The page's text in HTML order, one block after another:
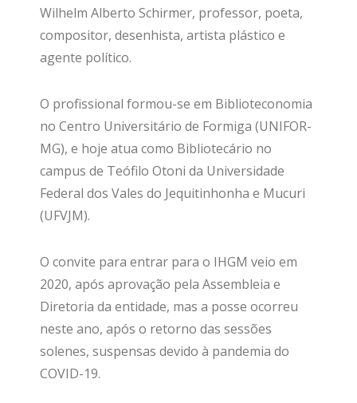
Wilhelm Alberto Schirmer, professor, poeta,
compositor, desenhista, artista plástico e
agente político.
O profissional formou-se em Biblioteconomia
no Centro Universitário de Formiga (UNIFOR-
MG), e hoje atua como Bibliotecário no
campus de Teófilo Otoni da Universidade
Federal dos Vales do Jequitinhonha e Mucuri
(UFVJM).
O convite para entrar para o IHGM veio em
2020, após aprovação pela Assembleia e
Diretoria da entidade, mas a posse ocorreu
neste ano, após o retorno das sessões
solenes, suspensas devido à pandemia do
COVID-19.